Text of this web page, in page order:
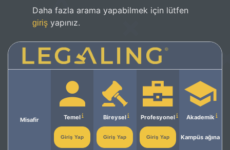
Daha fazla arama yapabilmek için lütfen
giriş yapınız.
Misafir Temel
Giriş Yap
Bireysel
Giriş Yap
Profesyonel
Giriş Yap
Akademik
Kampüs ağına